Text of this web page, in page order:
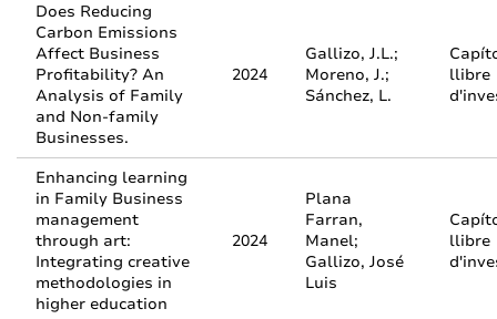
Does Reducing
Carbon Emissions
Affect Business
Profitability? An
Analysis of Family
and Non-family
Businesses.
2024
Gallizo, J.L.;
Moreno, J.;
Sánchez, L.
llibre
Enhancing learning
in Family Business
management
through art:
Integrating creative
methodologies in
higher education
2024
Plana
Farran,
Manel;
Gallizo, José
Luis
llibre